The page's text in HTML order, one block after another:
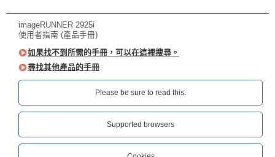
imageRUNNER 2925i
使用者指南 (產品手冊)
如果找不到所需的手冊，可以在這裡搜尋。
尋找其他產品的手冊
Please be sure to read this.‎
Supported browsers